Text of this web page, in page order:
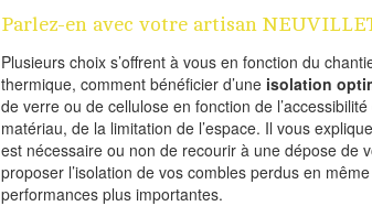
Parlez-en avec votre artisan
Plusieurs choix s’offrent à vous en fonction du
thermique, comment bénéficier d’une isolation
de verre ou de cellulose en fonction de
matériau, de la limitation de l’espace. Il vous
est nécessaire ou non de recourir à une dépose de
proposer l’isolation de vos combles perdus en
performances plus importantes.